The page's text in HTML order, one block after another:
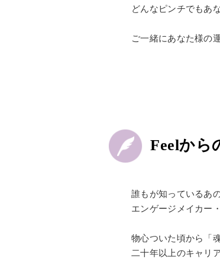
どんなピンチでもあ
ご一緒にあなた様の
Feelから
誰もが知っているあ
エンゲージメイカー
物心ついた頃から「
二十年以上のキャリ